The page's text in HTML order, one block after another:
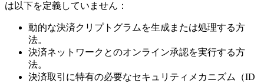
は以下を定義していません：
動的な決済クリプトグラムを生成または処理する方
法。
決済ネットワークとのオンライン承認を実行する方
法。
決済取引に特有の必要なセキュリティメカニズム（ID